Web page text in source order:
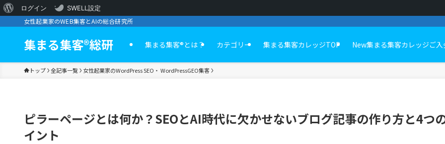
WordPress
ログイン SWELL設定
女性起業家のWEB集客とAIの総合研究所
集まる集客®︎総研 集まる集客®️とは？ カテゴリー 集まる集客カレッジTOP New集まる集客カレッジご入
トップ 全記事一覧 女性起業家のWordPress SEO・ WordPressGEO集客
ピラーページとは何か？SEOとAI時代に欠かせないブログ記事の作り方と4つ
イント